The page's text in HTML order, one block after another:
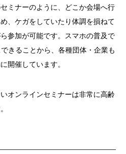
ミナーのように、どこか会場へ行
、ケガをしていたり体調を損ねて
参加が可能です。スマホの普及で
きることから、各種団体・企業も
開催しています。
オンラインセミナーは非常に高齢